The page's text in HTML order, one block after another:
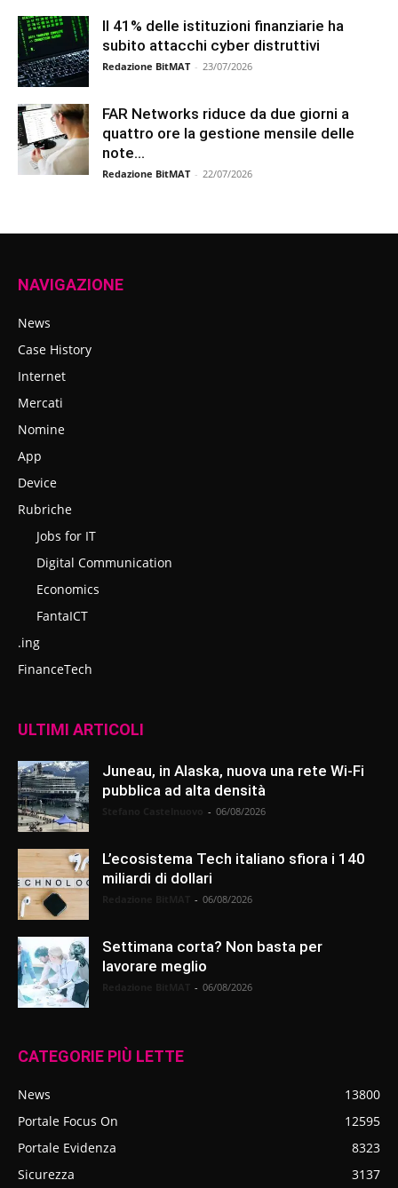
Il 41% delle istituzioni finanziarie ha
subito attacchi cyber distruttivi
Redazione BitMAT - 23/07/2026
FAR Networks riduce da due giorni a
quattro ore la gestione mensile delle
note...
Redazione BitMAT - 22/07/2026
NAVIGAZIONE
News
Case History
Internet
Mercati
Nomine
App
Device
Rubriche
Jobs for IT
Digital Communication
Economics
FantaICT
.ing
FinanceTech
ULTIMI ARTICOLI
Juneau, in Alaska, nuova una rete Wi-Fi
pubblica ad alta densità
- 06/08/2026
L’ecosistema Tech italiano sfiora i 140
miliardi di dollari
- 06/08/2026
Settimana corta? Non basta per
lavorare meglio
- 06/08/2026
CATEGORIE PIÙ LETTE
News
13800
Portale Focus On
12595
Portale Evidenza
8323
Sicurezza
3137